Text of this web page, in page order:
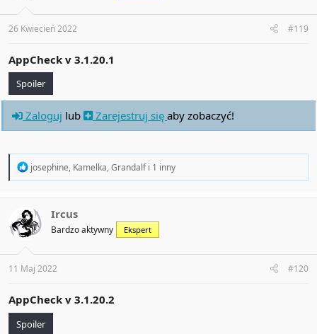
s
:
26 Kwiecień 2022 #119
AppCheck v 3.1.20.1
Spoiler
Zaloguj lub Zarejestruj się aby zobaczyć!
R
t
i
o
s
:
josephine, Kamelka,Grandalfi 1 inny
Ircus
Bardzo aktywny Ekspert
11 Maj 2022 #120
AppCheck v 3.1.20.2
Spoiler